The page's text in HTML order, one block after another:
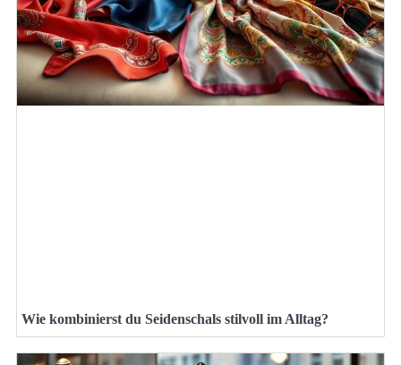
Wie kombinierst du Seidenschals stilvoll im Alltag?